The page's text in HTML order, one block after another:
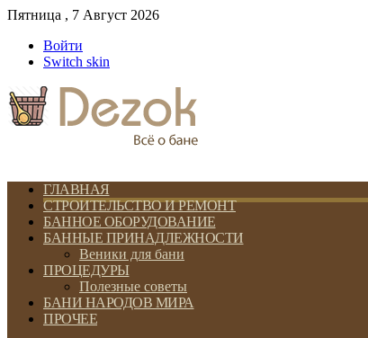
Пятница , 7 Август 2026
Войти
Switch skin
ГЛАВНАЯ
СТРОИТЕЛЬСТВО И РЕМОНТ
БАННОЕ ОБОРУДОВАНИЕ
БАННЫЕ ПРИНАДЛЕЖНОСТИ
Веники для бани
ПРОЦЕДУРЫ
Полезные советы
БАНИ НАРОДОВ МИРА
ПРОЧЕЕ